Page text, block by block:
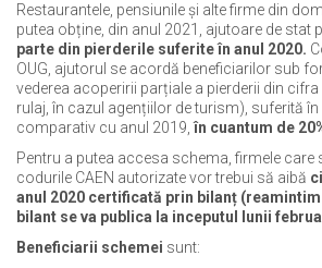
Restaurantele, pensiunile și alte firme din
putea obține, din anul 2021, ajutoare de stat
parte din pierderile suferite în anul 2020.
OUG, ajutorul se acordă beneficiarilor sub
vederea acoperirii parțiale a pierderii din
rulaj, în cazul agențiilor de turism), suferită în
comparativ cu anul 2019,în cuantum de
Pentru a putea accesa schema, firmele care
codurile CAEN autorizate vor trebui să aibă
anul 2020 certificată prin bilanț
bilant se va publica la inceputul lunii
Beneficiarii schemei sunt: